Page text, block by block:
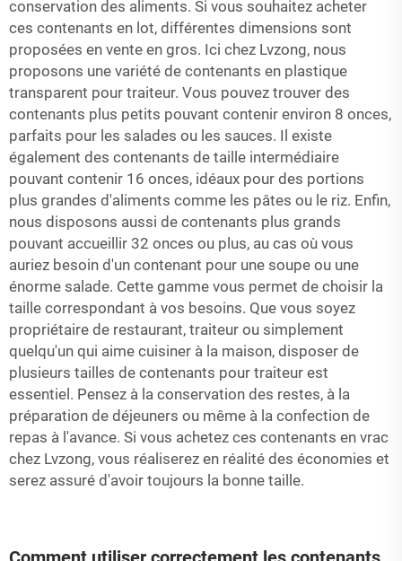
conservation des aliments. Si vous souhaitez acheter
ces contenants en lot, différentes dimensions sont
proposées en vente en gros. Ici chez Lvzong, nous
proposons une variété de contenants en plastique
transparent pour traiteur. Vous pouvez trouver des
contenants plus petits pouvant contenir environ 8 onces,
parfaits pour les salades ou les sauces. Il existe
également des contenants de taille intermédiaire
pouvant contenir 16 onces, idéaux pour des portions
plus grandes d'aliments comme les pâtes ou le riz. Enfin,
nous disposons aussi de contenants plus grands
pouvant accueillir 32 onces ou plus, au cas où vous
auriez besoin d'un contenant pour une soupe ou une
énorme salade. Cette gamme vous permet de choisir la
taille correspondant à vos besoins. Que vous soyez
propriétaire de restaurant, traiteur ou simplement
quelqu'un qui aime cuisiner à la maison, disposer de
plusieurs tailles de contenants pour traiteur est
essentiel. Pensez à la conservation des restes, à la
préparation de déjeuners ou même à la confection de
repas à l'avance. Si vous achetez ces contenants en vrac
chez Lvzong, vous réaliserez en réalité des économies et
serez assuré d'avoir toujours la bonne taille.